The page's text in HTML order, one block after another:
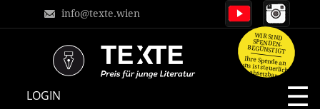
info@texte.wien
LOGIN
WIR SIND
SPENDEN-
BEGÜNSTIGT
Ihre Spende an
uns ist steuerlich
absetzbar.